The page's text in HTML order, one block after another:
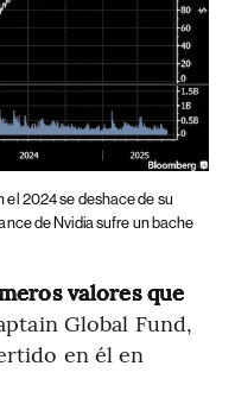
el 2024 se deshace de su
de Nvidia sufre un bache
valores que
Global Fund,
en él en